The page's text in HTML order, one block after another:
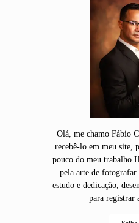
Olá, me chamo Fábio
recebê-lo em meu site,
pouco do meu
pela arte de
estudo e dedicação,
para registrar